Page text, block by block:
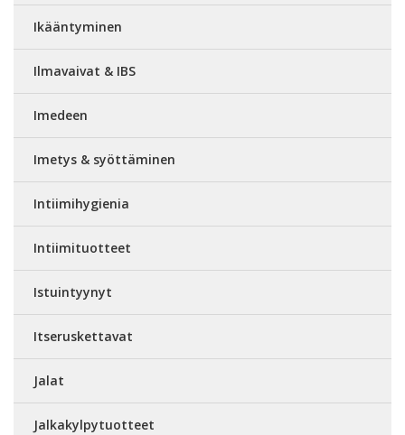
Ikääntyminen
Ilmavaivat & IBS
Imedeen
Imetys & syöttäminen
Intiimihygienia
Intiimituotteet
Istuintyynyt
Itseruskettavat
Jalat
Jalkakylpytuotteet